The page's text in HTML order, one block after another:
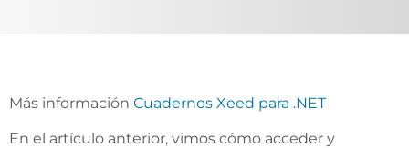
Más información Cuadernos Xeed para .NET
En el artículo anterior, vimos cómo acceder y